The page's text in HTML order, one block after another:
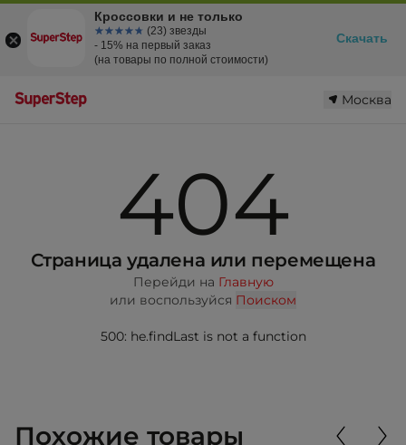
Москва
404
Страница удалена или перемещена
Перейди на Главную
или воспользуйся Поиском
500: he.findLast is not a function
Похожие товары
Кроссовки и не только
☆☆☆☆☆
★★★★★ (23) звезды
- 15% на первый заказ
(на товары по полной стоимости)
Скачать